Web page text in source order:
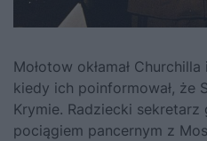
Mołotow okłamał Churchilla i
kiedy ich poinformował, że
Krymie. Radziecki sekretarz
pociągiem pancernym z